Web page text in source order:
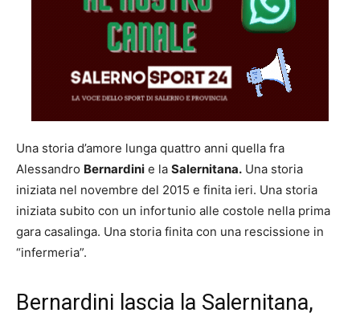
Una storia d’amore lunga quattro anni quella fra
Alessandro Bernardini e la Salernitana. Una storia
iniziata nel novembre del 2015 e finita ieri. Una storia
iniziata subito con un infortunio alle costole nella prima
gara casalinga. Una storia finita con una rescissione in
“infermeria”.
Bernardini lascia la Salernitana,